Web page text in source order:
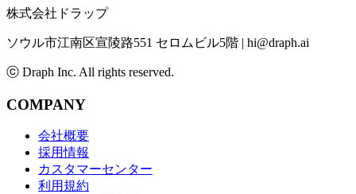
株式会社ドラップ
ソウル市江南区宣陵路551 セロムビル5階 | hi@draph.ai
ⓒ Draph Inc. All rights reserved.
COMPANY
会社概要
採用情報
カスタマーセンター
利用規約